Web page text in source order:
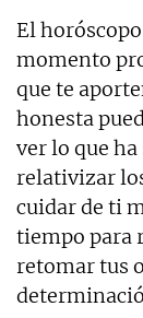
El
momento
que te
honesta
ver lo que
relativizar
cuidar de ti
tiempo para
retomar tus